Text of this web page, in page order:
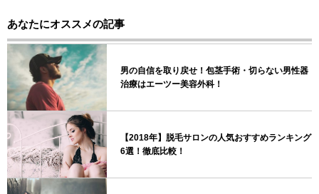
あなたにオススメの記事
男の自信を取り戻せ！包茎手術・切らない男性器
治療はエーツー美容外科！
【2018年】脱毛サロンの人気おすすめランキング
6選！徹底比較！